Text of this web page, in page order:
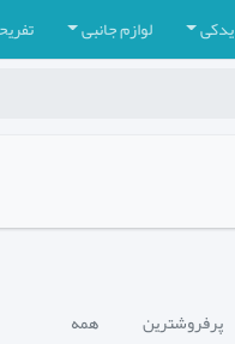
یدکی لوازم جانبی
پرفروشترین همه